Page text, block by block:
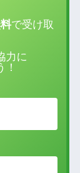
で受け取
力に